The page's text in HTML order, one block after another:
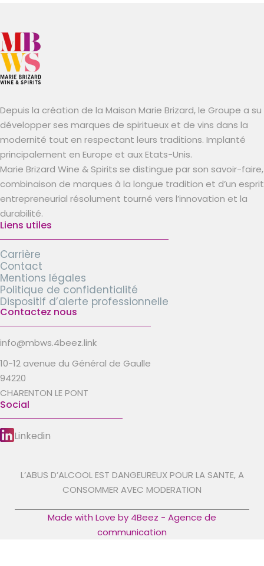
Depuis la création de la Maison Marie Brizard, le Groupe a su
développer ses marques de spiritueux et de vins dans la
modernité tout en respectant leurs traditions. Implanté
principalement en Europe et aux Etats-Unis.
Marie Brizard Wine & Spirits se distingue par son savoir-faire,
combinaison de marques à la longue tradition et d’un esprit
entrepreneurial résolument tourné vers l’innovation et la
durabilité.
Liens utiles
Carrière
Contact
Mentions légales
Politique de confidentialité
Dispositif d’alerte professionnelle
Contactez nous
info@mbws.4beez.link
10-12 avenue du Général de Gaulle
94220
CHARENTON LE PONT
Social
Linkedin
L’ABUS D’ALCOOL EST DANGEUREUX POUR LA SANTE, A
CONSOMMER AVEC MODERATION
Made with Love by 4Beez - Agence de
communication